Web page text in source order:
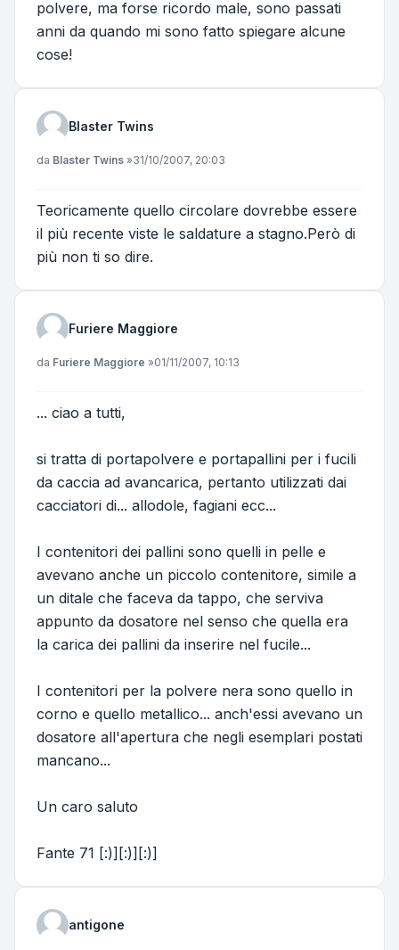
polvere, ma forse ricordo male, sono passati
anni da quando mi sono fatto spiegare alcune
cose!
Blaster Twins
Messaggio
da Blaster Twins »31/10/2007, 20:03
Teoricamente quello circolare dovrebbe essere
il più recente viste le saldature a stagno.Però di
più non ti so dire.
Furiere Maggiore
Messaggio
da Furiere Maggiore »01/11/2007, 10:13
... ciao a tutti,
si tratta di portapolvere e portapallini per i fucili
da caccia ad avancarica, pertanto utilizzati dai
cacciatori di... allodole, fagiani ecc...
I contenitori dei pallini sono quelli in pelle e
avevano anche un piccolo contenitore, simile a
un ditale che faceva da tappo, che serviva
appunto da dosatore nel senso che quella era
la carica dei pallini da inserire nel fucile...
I contenitori per la polvere nera sono quello in
corno e quello metallico... anch'essi avevano un
dosatore all'apertura che negli esemplari postati
mancano...
Un caro saluto
Fante 71 [:)][:)][:)]
antigone